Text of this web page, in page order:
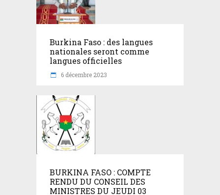
Burkina Faso : des langues
nationales seront comme
langues officielles
6 décembre 2023
BURKINA FASO : COMPTE
RENDU DU CONSEIL DES
MINISTRES DU JEUDI 03